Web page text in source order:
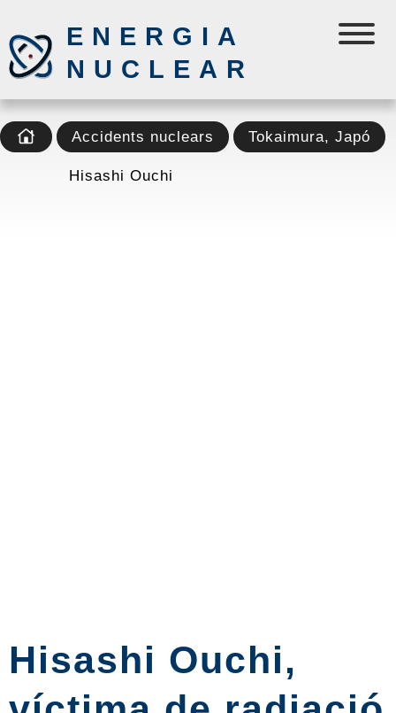
ENERGIA
NUCLEAR
Accidents nuclears Tokaimura, Japó
Hisashi Ouchi
Hisashi Ouchi,